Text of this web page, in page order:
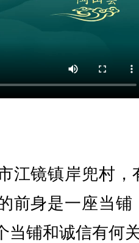
镜镇岸兜村，
前身是一座当铺
当铺和诚信有何